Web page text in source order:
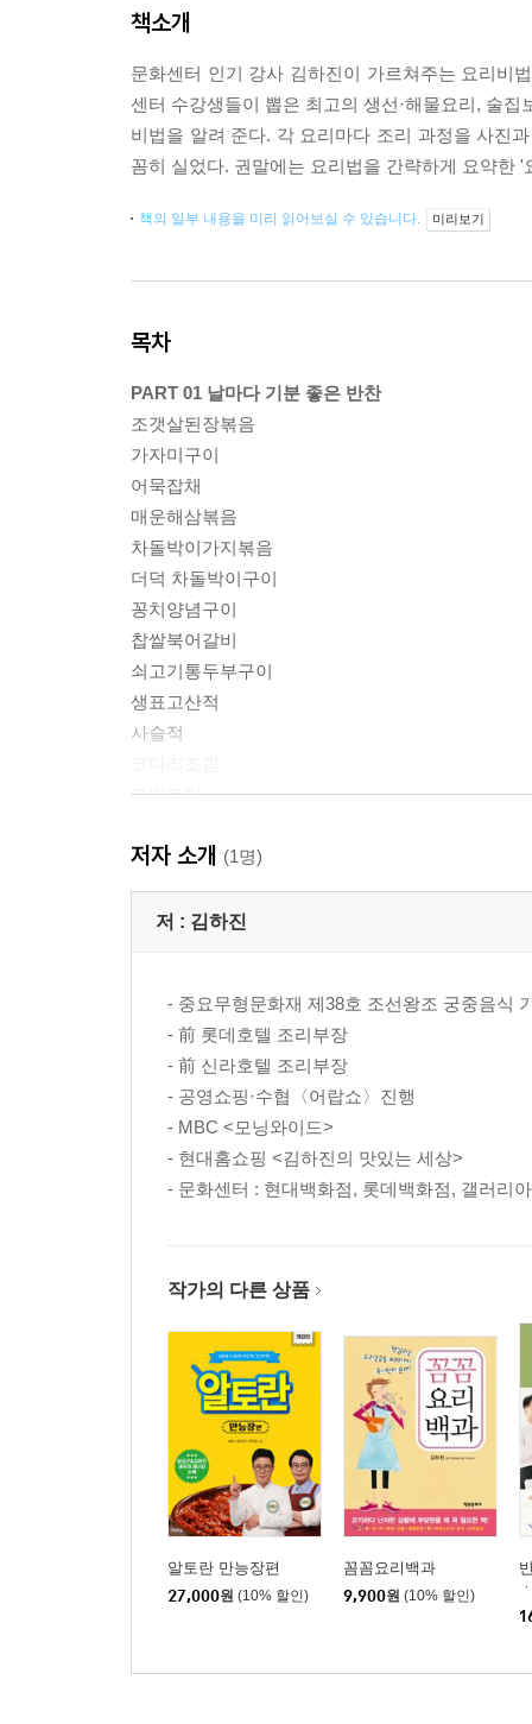
책소개
문화센터 인기 강사 김하진이 가르쳐주는 요리비
센터 수강생들이 뽑은 최고의 생선·해물요리, 술
비법을 알려 준다. 각 요리마다 조리 과정을 사진
꼼히 실었다. 권말에는 요리법을 간략하게 요약한
책의 일부 내용을 미리 읽어보실 수 있습니다. 미리보기
목차
PART 01 날마다 기분 좋은 반찬
조갯살된장볶음
가자미구이
어묵잡채
매운해삼볶음
차돌박이가지볶음
더덕 차돌박이구이
꽁치양념구이
찹쌀북어갈비
쇠고기통두부구이
생표고산적
사슬적
도미조림
제육조림
닭고기완자조림
제육깻잎말이조림
새송이버섯장조림
호두장과
쇠고기감자찜
쇠고기황태찜
꿀갈비찜
밤쇠고기말이찜
새우연근튀김
양배추오이깍두기
PART 02 쉬는 날 가족 별식
낙지볶음비빔밥
무쇠고기밥
해물영양죽
잣죽닭고기냉채
낙지소면
쟁반쫄면
해물미역수제비
저자 소개 (1명)
저 : 김하진
- 중요무형문화재 제38호 조선왕조 궁중음식
- 前 롯데호텔 조리부장
- 前 신라호텔 조리부장
- 공영쇼핑·수협〈어랍쇼〉진행
- MBC <모닝와이드>
- 현대홈쇼핑 <김하진의 맛있는 세상>
- 문화센터 : 현대백화점, 롯데백화점, 갤러리
작가의 다른 상품
알토란 만능장편
27,000원 (10% 할인)
꼼꼼요리백과
9,900원 (10% 할인)